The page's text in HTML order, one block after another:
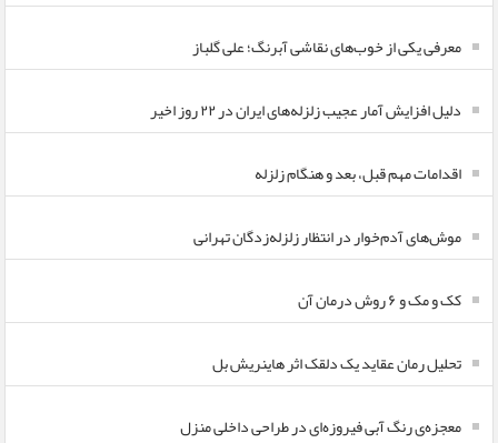
معرفی یکی از خوب‌های نقاشی آبرنگ؛ علی گلباز
دلیل افزایش آمار عجیب زلزله‌های ایران در ۲۲ روز اخیر
اقدامات مهم قبل، بعد و هنگام زلزله
موش‌های آدم‌خوار در انتظار زلزله‌زدگان تهرانی
کک و مک و ۶ روش درمان آن
تحلیل رمان عقاید یک دلقک اثر هاینریش بل
معجزه‌ی رنگ آبی فیروزه‌ای در طراحی داخلی منزل